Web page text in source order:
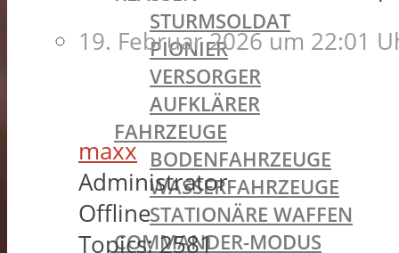
STURMSOLDAT
PIONIER
VERSORGER
AUFKLÄRER
FAHRZEUGE
BODENFAHRZEUGE
WASSERFAHRZEUGE
STATIONÄRE WAFFEN
COMMANDER-MODUS
19. Februar 2026 um 22:01
maxx
Administrator
Offline
Topics: 2581